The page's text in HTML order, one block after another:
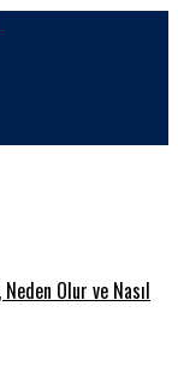
Olur ve Nasıl